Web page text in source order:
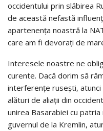
occidentului prin slăbirea
de această nefastă
apartenenţa noastră la
care am fi devoraţi de
Interesele noastre ne
curente. Dacă dorim să
interferenţe ruseşti,
alături de aliaţii din
unirea Basarabiei cu
guvernul de la Kremlin,